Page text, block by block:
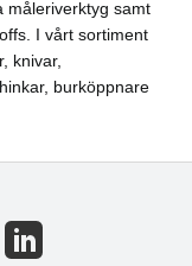
måleriverktyg samt
I vårt sortiment
knivar,
burköppnare